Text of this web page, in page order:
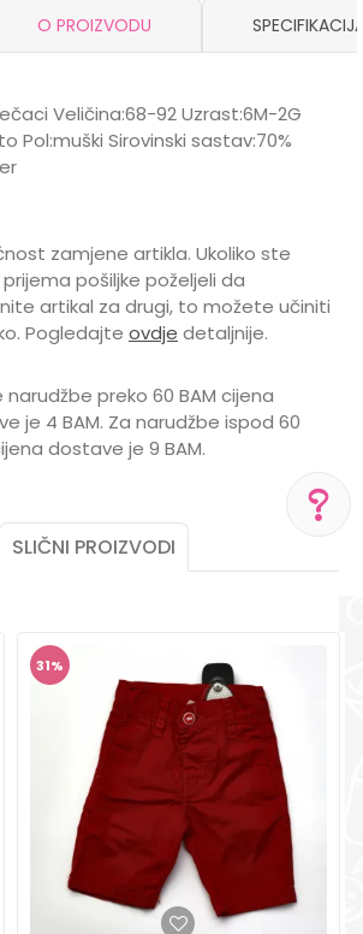
POMOĆ PRI KUPOVINI
Radno vreme
Pon-Subota: 09:00-
15:00h
Pišite nam
aksaonlinebih@aksabih.ba
O PROIZVODU
Veličina:68-92 Uzrast:6M-2G
Pol:muški Sirovinski sastav:70%
Šortsevi i bermude
SIVA
LILLO&PIPPO
MUŠKI
zamjene artikla. Ukoliko ste
pošiljke poželjeli da
artikal za drugi, to možete učiniti
Pogledajte ovdje detaljnije.
narudžbe preko 60 BAM cijena
je 4 BAM. Za narudžbe ispod 60
dostave je 9 BAM.
SLIČNI PROIZVODI
31%